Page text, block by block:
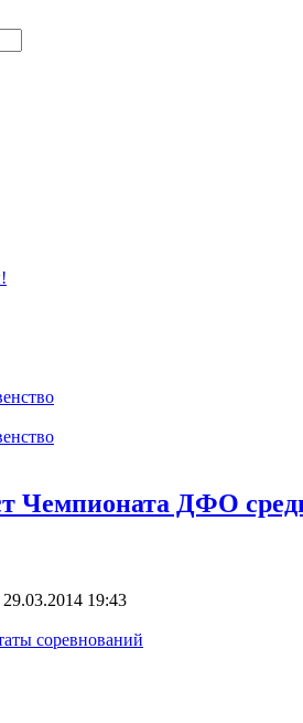
Чемпионата ДФО
19:43
соревнований